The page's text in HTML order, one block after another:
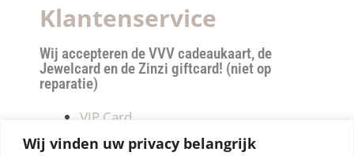
Wij vinden uw privacy belangrijk
Klantenservice
Wij accepteren de VVV cadeaukaart, de
Jewelcard en de Zinzi giftcard! (niet op
reparatie)
VIP Card
Retourneren